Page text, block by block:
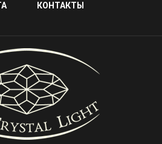
КОНТАКТЫ